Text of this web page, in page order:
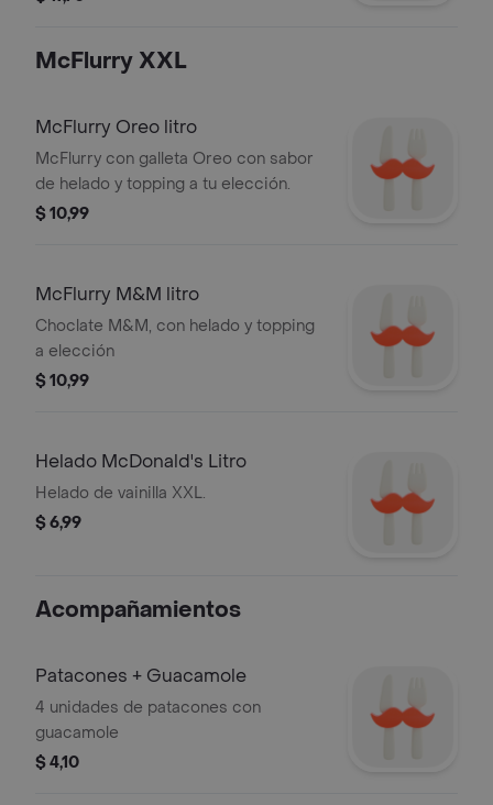
McFlurry XXL
McFlurry Oreo litro
McFlurry con galleta Oreo con sabor
de helado y topping a tu elección.
$ 10,99
McFlurry M&M litro
Choclate M&M, con helado y topping
a elección
$ 10,99
Helado McDonald's Litro
Helado de vainilla XXL.
$ 6,99
Acompañamientos
Patacones + Guacamole
4 unidades de patacones con
guacamole
$ 4,10